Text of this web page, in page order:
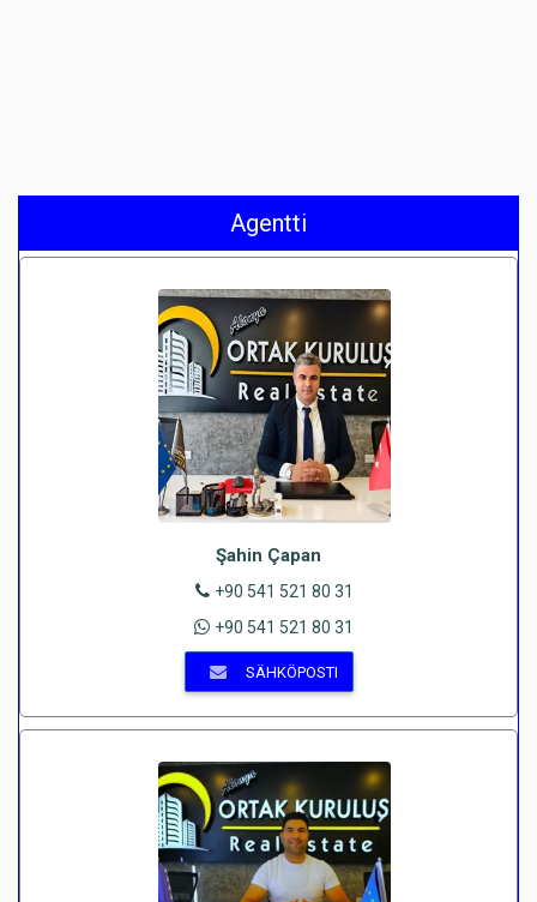
Agentti
Şahin Çapan
+90 541 521 80 31
+90 541 521 80 31
SÄHKÖPOSTI